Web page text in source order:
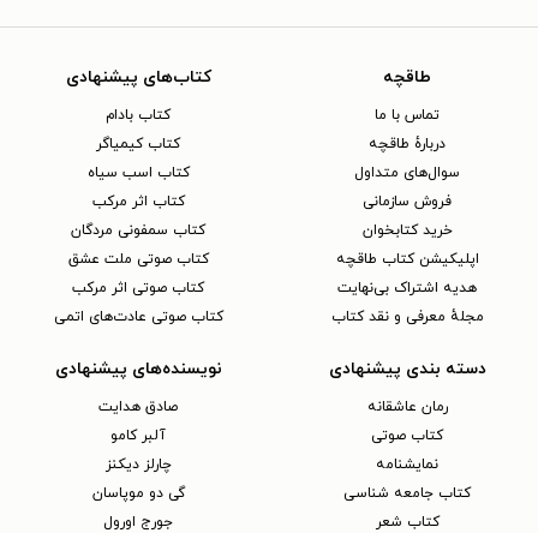
طاقچه
تماس با ما
دربارهٔ طاقچه
سوال‌های متداول
فروش سازمانی
خرید کتابخوان
اپلیکیشن کتاب طاقچه
هدیه اشتراک بی‌نهایت
مجلهٔ معرفی و نقد کتاب
کتاب‌های پیشنهادی
کتاب بادام
کتاب کیمیاگر
کتاب اسب سیاه
کتاب اثر مرکب
کتاب سمفونی مردگان
کتاب صوتی ملت عشق
کتاب صوتی اثر مرکب
کتاب صوتی عادت‌های اتمی
دسته بندی پیشنهادی
رمان عاشقانه
کتاب‌ صوتی
نمایشنامه
کتاب جامعه شناسی
کتاب شعر
نویسنده‌های پیشنهادی
صادق هدایت
آلبر کامو
چارلز دیکنز
گی دو موپاسان
جورج اورول